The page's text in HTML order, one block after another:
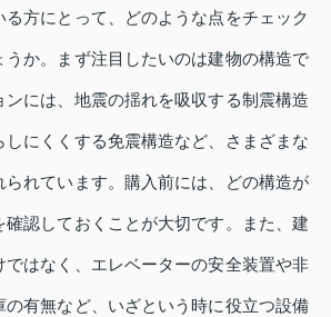
方にとって、どのような点をチェック
うか。まず注目したいのは建物の構造で
には、地震の揺れを吸収する制震構造
にくくする免震構造など、さまざまな
られています。購入前には、どの構造が
認しておくことが大切です。また、建
ではなく、エレベーターの安全装置や非
の有無など、いざという時に役立つ設備